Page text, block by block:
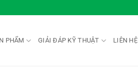
PHẨM GIẢI ĐÁP KỸ THUẬT LIÊN HỆ